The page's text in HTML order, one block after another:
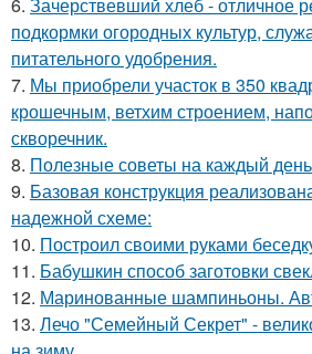
6. Зачерствевший хлеб - отличное
подкормки огородных культур,
питательного удобрения.
7. Мы приобрели участок в 350
крошечным, ветхим строением,
скворечник.
8. Полезные советы на каждый
9. Базовая конструкция
надежной схеме:
10. Построил своими руками
11. Бабушкин способ заготовки
12. Маринованные шампиньоны.
13. Лечо "Семейный Секрет" -